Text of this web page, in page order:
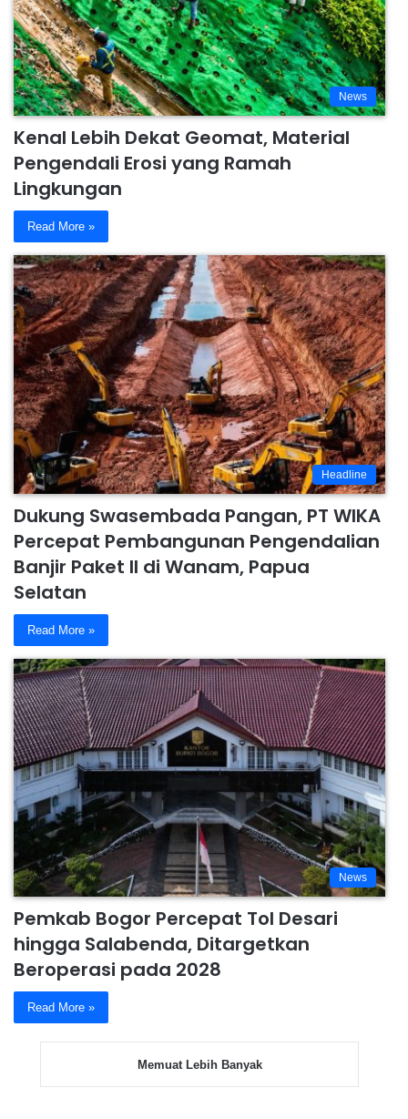
News
Kenal Lebih Dekat Geomat, Material
Pengendali Erosi yang Ramah
Lingkungan
Read More »
Headline
Dukung Swasembada Pangan, PT WIKA
Percepat Pembangunan Pengendalian
Banjir Paket II di Wanam, Papua
Selatan
Read More »
News
Pemkab Bogor Percepat Tol Desari
hingga Salabenda, Ditargetkan
Beroperasi pada 2028
Read More »
Memuat Lebih Banyak